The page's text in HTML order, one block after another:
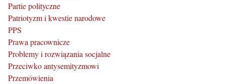
Partie polityczne
Patriotyzm i kwestie narodowe
PPS
Prawa pracownicze
Problemy i rozwiązania socjalne
Przeciwko antysemityzmowi
Przemówienia